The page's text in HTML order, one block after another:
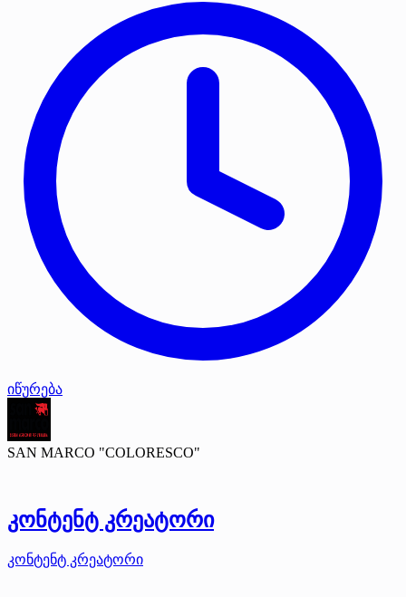
იწურება
SAN MARCO "COLORESCO"
კონტენტ კრეატორი
კონტენტ კრეატორი